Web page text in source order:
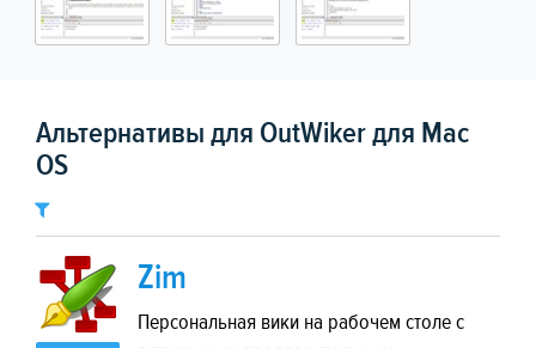
Альтернативы для OutWiker для Mac
OS
Zim
Персональная вики на рабочем столе с